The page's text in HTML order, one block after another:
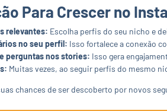
Para Crescer no
relevantes: Escolha perfis do seu nicho e
no seu perfil: Isso fortalece a conexão
perguntas nos stories: Isso gera
Muitas vezes, ao seguir perfis do mesmo
chances de ser descoberto por novos